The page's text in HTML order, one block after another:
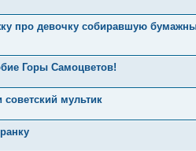
про девочку собиравшую
Горы Самоцветов!
советский мультик